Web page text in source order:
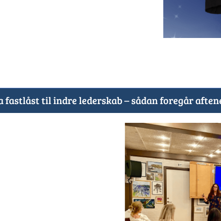
fastlåst til indre lederskab – sådan foregår